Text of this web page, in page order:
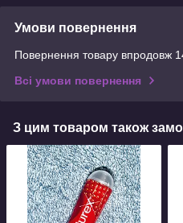
Умови повернення
Повернення товару впродовж
Всі умови повернення
З цим товаром також